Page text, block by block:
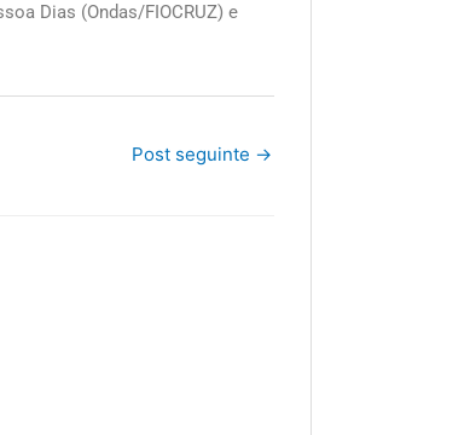
Dias (Ondas/FIOCRUZ) e
Post seguinte →